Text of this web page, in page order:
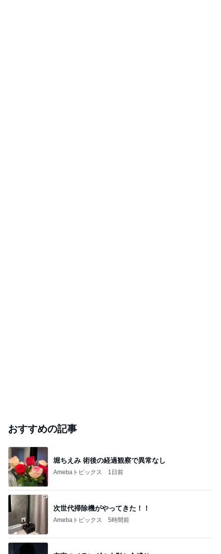
おすすめの記事
堀ちえみ 術後の経過観察で異常なし
Amebaトピックス 1日前
次世代掃除機がやってきた！！
Amebaトピックス 5時間前